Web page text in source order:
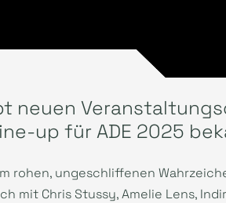
neuen
up für ADE 2025
rohen, ungeschliffenen
mit Chris Stussy, Amelie Lens,